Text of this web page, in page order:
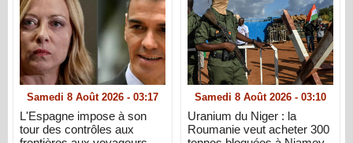
Samedi 8 Août 2026 - 03:17
L'Espagne impose à son
tour des contrôles aux
Samedi 8 Août 2026 - 03:10
Uranium du Niger : la
Roumanie veut acheter 300